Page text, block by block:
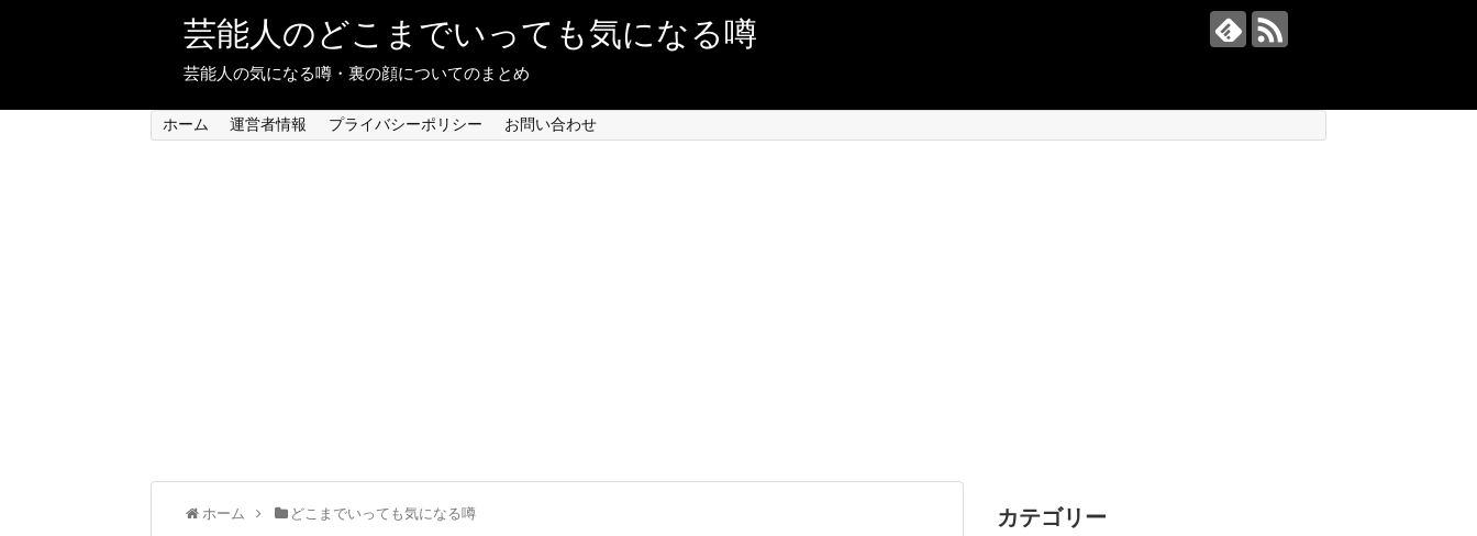
芸能人のどこまでいっても気になる噂
芸能人の気になる噂・裏の顔についてのまとめ
ホーム 運営者情報 プライバシーポリシー お問い合わせ
ホーム どこまでいっても気になる噂 カテゴリー